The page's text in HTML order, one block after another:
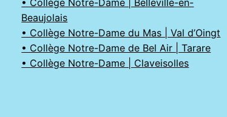
Beaujolais
• Collège Notre-Dame du Mas | Val d’Oingt
• Collège Notre-Dame de Bel Air | Tarare
• Collège Notre-Dame | Claveisolles